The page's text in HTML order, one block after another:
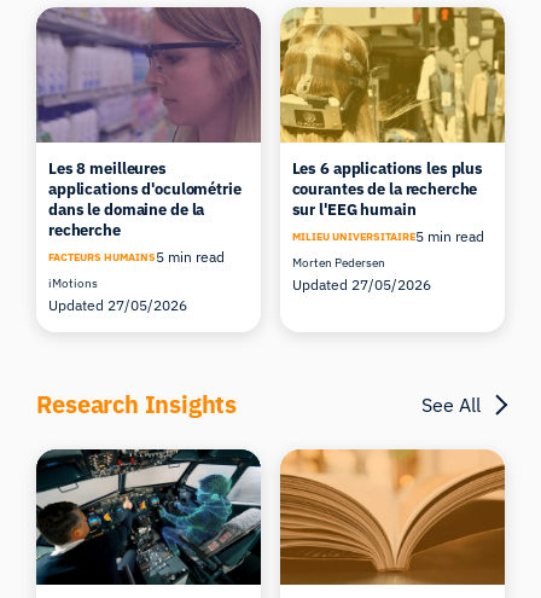
Les 8 meilleures
applications d'oculométrie
dans le domaine de la
recherche
FACTEURS HUMAINS5 min read
iMotions
Updated 27/05/2026
Les 6 applications les plus
courantes de la recherche
sur l'EEG humain
MILIEU UNIVERSITAIRE5 min read
Morten Pedersen
Updated 27/05/2026
Research Insights See All